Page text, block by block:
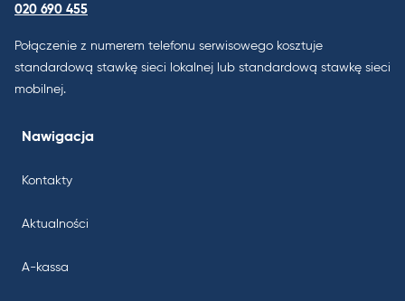
020 690 455
Połączenie z numerem telefonu serwisowego kosztuje
standardową stawkę sieci lokalnej lub standardową stawkę sieci
mobilnej.
Nawigacja
Kontakty
Aktualności
A-kassa